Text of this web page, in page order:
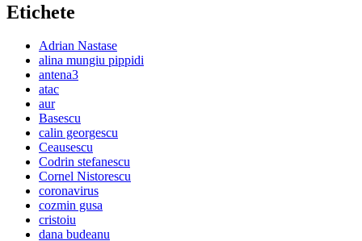
Etichete
Adrian Nastase
alina mungiu pippidi
antena3
atac
aur
Basescu
calin georgescu
Ceausescu
Codrin stefanescu
Cornel Nistorescu
coronavirus
cozmin gusa
cristoiu
dana budeanu